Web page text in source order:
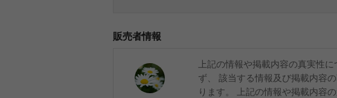
販売者情報
上記の情報や掲載内容の真実性
ず、 該当する情報及び掲載内容
ります。 上記の情報や掲載内容